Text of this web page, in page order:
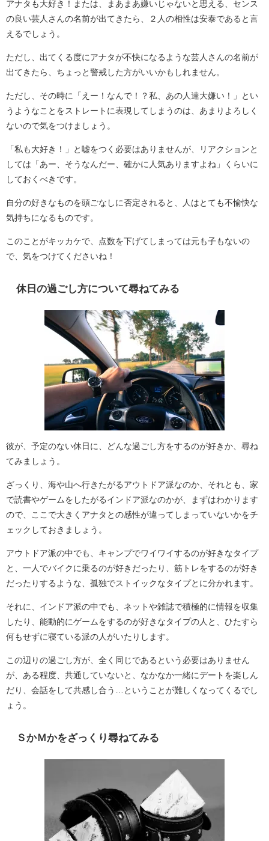
アナタも大好き！または、まあまあ嫌いじゃないと思える、センス
の良い芸人さんの名前が出てきたら、２人の相性は安泰であると言
えるでしょう。
ただし、出てくる度にアナタが不快になるような芸人さんの名前が
出てきたら、ちょっと警戒した方がいいかもしれません。
ただし、その時に「えー！なんで！？私、あの人達大嫌い！」とい
うようなことをストレートに表現してしまうのは、あまりよろしく
ないので気をつけましょう。
「私も大好き！」と嘘をつく必要はありませんが、リアクションと
しては「あー、そうなんだー、確かに人気ありますよね」くらいに
しておくべきです。
自分の好きなものを頭ごなしに否定されると、人はとても不愉快な
気持ちになるものです。
このことがキッカケで、点数を下げてしまっては元も子もないの
で、気をつけてくださいね！
休日の過ごし方について尋ねてみる
彼が、予定のない休日に、どんな過ごし方をするのが好きか、尋ね
てみましょう。
ざっくり、海や山へ行きたがるアウトドア派なのか、それとも、家
で読書やゲームをしたがるインドア派なのかが、まずはわかります
ので、ここで大きくアナタとの感性が違ってしまっていないかをチ
ェックしておきましょう。
アウトドア派の中でも、キャンプでワイワイするのが好きなタイプ
と、一人でバイクに乗るのが好きだったり、筋トレをするのが好き
だったりするような、孤独でストイックなタイプとに分かれます。
それに、インドア派の中でも、ネットや雑誌で積極的に情報を収集
したり、能動的にゲームをするのが好きなタイプの人と、ひたすら
何もせずに寝ている派の人がいたりします。
この辺りの過ごし方が、全く同じであるという必要はありません
が、ある程度、共通していないと、なかなか一緒にデートを楽しん
だり、会話をして共感し合う…ということが難しくなってくるでし
ょう。
ＳかＭかをざっくり尋ねてみる